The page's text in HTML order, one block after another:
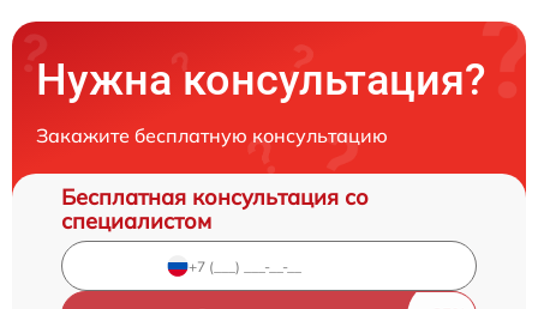
Нужна консультация?
Закажите бесплатную консультацию
Бесплатная консультация со
специалистом